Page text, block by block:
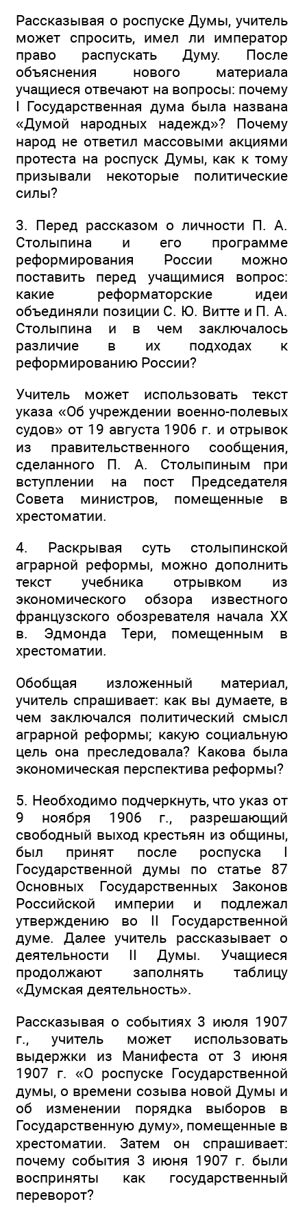
Рассказывая о роспуске Думы, учитель
может спросить, имел ли император
право распускать Думу. После
объяснения нового материала
учащиеся отвечают на вопросы: почему
I Государственная дума была названа
«Думой народных надежд»? Почему
народ не ответил массовыми акциями
протеста на роспуск Думы, как к тому
призывали некоторые политические
силы?
3. Перед рассказом о личности П. А.
Столыпина и его программе
реформирования России можно
поставить перед учащимися вопрос:
какие реформаторские идеи
объединяли позиции С. Ю. Витте и П. А.
Столыпина и в чем заключалось
различие в их подходах к
реформированию России?
Учитель может использовать текст
указа «Об учреждении военно-полевых
судов» от 19 августа 1906 г. и отрывок
из правительственного сообщения,
сделанного П. А. Столыпиным при
вступлении на пост Председателя
Совета министров, помещенные в
хрестоматии.
4. Раскрывая суть столыпинской
аграрной реформы, можно дополнить
текст учебника отрывком из
экономического обзора известного
французского обозревателя начала XX
в. Эдмонда Тери, помещенным в
хрестоматии.
Обобщая изложенный материал,
учитель спрашивает: как вы думаете, в
чем заключался политический смысл
аграрной реформы; какую социальную
цель она преследовала? Какова была
экономическая перспектива реформы?
5. Необходимо подчеркнуть, что указ от
9 ноября 1906 г., разрешающий
свободный выход крестьян из общины,
был принят после роспуска I
Государственной думы по статье 87
Основных Государственных Законов
Российской империи и подлежал
утверждению во II Государственной
думе. Далее учитель рассказывает о
деятельности II Думы. Учащиеся
продолжают заполнять таблицу
«Думская деятельность».
Рассказывая о событиях 3 июля 1907
г., учитель может использовать
выдержки из Манифеста от 3 июня
1907 г. «О роспуске Государственной
думы, о времени созыва новой Думы и
об изменении порядка выборов в
Государственную думу», помещенные в
хрестоматии. Затем он спрашивает:
почему события 3 июня 1907 г. были
восприняты как государственный
переворот?